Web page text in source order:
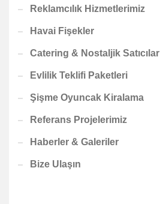
Reklamcılık Hizmetlerimiz
Havai Fişekler
Catering & Nostaljik Satıcılar
Evlilik Teklifi Paketleri
Şişme Oyuncak Kiralama
Referans Projelerimiz
Haberler & Galeriler
Bize Ulaşın